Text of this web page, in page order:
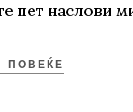
пет наслови
ПОВЕЌЕ